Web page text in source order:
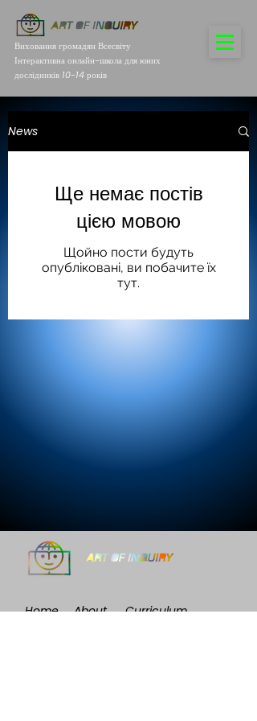
Виховання громадян Всесвіту
Інтерактивна онлайн-школа для юних
дослідників 10-14 років
News
Ще немає постів
цією мовою
Щойно пости будуть
опубліковані, ви побачите їх
тут.
Home About
Curriculum